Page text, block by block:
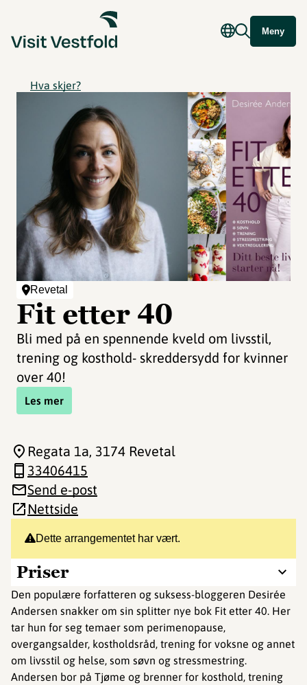
Meny
Hva skjer?
Revetal
Fit etter 40
Bli med på en spennende kveld om livsstil,
trening og kosthold- skreddersydd for kvinner
over 40!
Les mer
Dette arrangementet har vært.
Priser
Den populære forfatteren og suksess-bloggeren Desirée
Andersen snakker om sin splitter nye bok Fit etter 40. Her
tar hun for seg temaer som perimenopause,
overgangsalder, kostholdsråd, trening for voksne og annet
om livsstil og helse, som søvn og stressmestring.
Andersen bor på Tjøme og brenner for kosthold, trening
Regata 1a, 3174 Revetal
33406415
Send e-post
Nettside